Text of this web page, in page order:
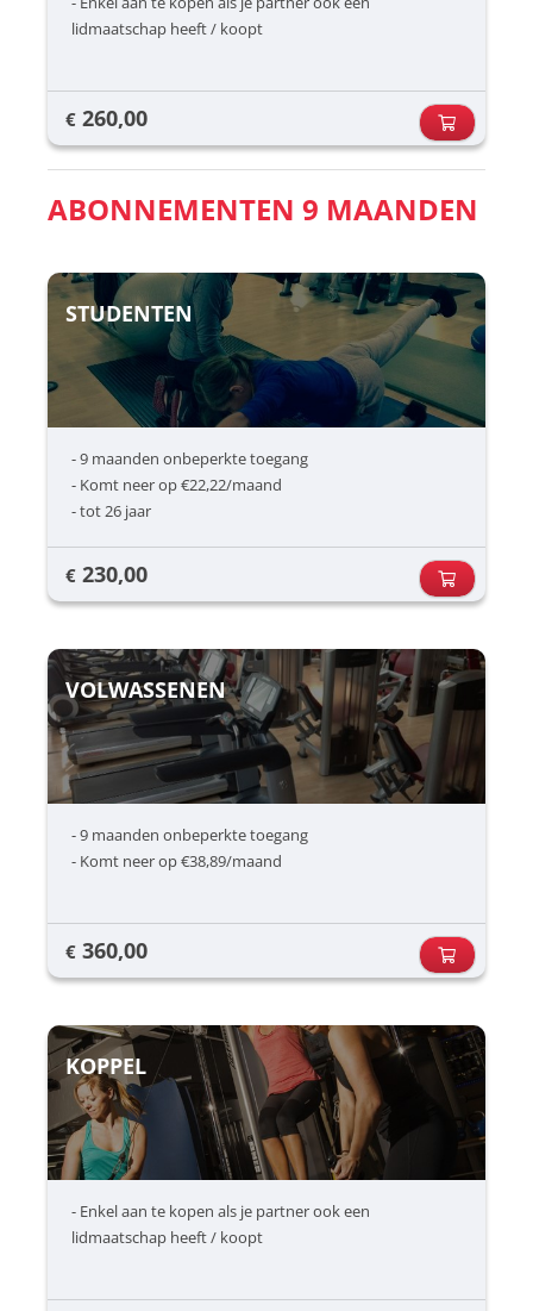
lidmaatschap heeft / koopt
€ 260,00
ABONNEMENTEN 9 MAANDEN
STUDENTEN
- 9 maanden onbeperkte toegang
- Komt neer op €22,22/maand
- tot 26 jaar
€ 230,00
VOLWASSENEN
- 9 maanden onbeperkte toegang
- Komt neer op €38,89/maand
€ 360,00
KOPPEL
- Enkel aan te kopen als je partner ook een
lidmaatschap heeft / koopt